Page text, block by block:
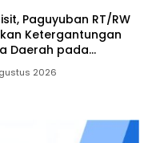
Paguyuban RT/RW
Ketergantungan
Daerah pada
2026